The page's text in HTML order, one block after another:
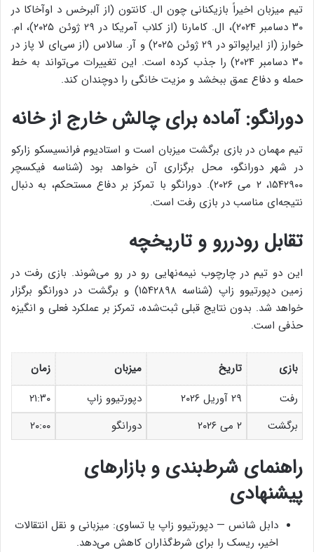
تیم میزبان اخیراً بازیکنانی چون ال. کانتون (از آلبرخس د اوآخاکا در
۳۰ دسامبر ۲۰۲۴)، ال. کامارنا (از کلاب آمریکا در ۲۹ ژوئن ۲۰۲۵)، ام.
خوارز (از ایراپواتو در ۲۹ ژوئن ۲۰۲۵) و آر. سالاس (از سی‌ای لا پاز در
۳۰ دسامبر ۲۰۲۴) را جذب کرده است. این تغییرات می‌تواند به خط
حمله و دفاع عمق ببخشد و مزیت خانگی را دوچندان کند.
دورانگو: آماده برای چالش خارج از خانه
تیم مهمان در بازی برگشت میزبان است و استادیوم فرانسیسکو زارکو
در شهر دورانگو، محل برگزاری آن خواهد بود (شناسه فیکسچر
۱۵۴۲۹۰۰، ۲ می ۲۰۲۶). دورانگو با تمرکز بر دفاع مستحکم، به دنبال
نتیجه‌ای مناسب در بازی رفت است.
تقابل رودررو و تاریخچه
این دو تیم در چارچوب نیمه‌نهایی رو در رو می‌شوند. بازی رفت در
زمین دپورتیوو زاپ (شناسه ۱۵۴۲۸۹۸) و برگشت در دورانگو برگزار
خواهد شد. بدون نتایج قبلی ثبت‌شده، تمرکز بر عملکرد فعلی و انگیزه
حذفی است.
بازی تاریخ میزبان
زمان
رفت
۲۹ آوریل ۲۰۲۶ دپورتیوو زاپ
۲۱:۳۰
برگشت
۲ می ۲۰۲۶ دورانگو ۲۰:۰۰
راهنمای شرط‌بندی و بازارهای
پیشنهادی
دابل شانس — دپورتیوو زاپ یا تساوی: میزبانی و نقل انتقالات
اخیر، ریسک را برای شرط‌گذاران کاهش می‌دهد.